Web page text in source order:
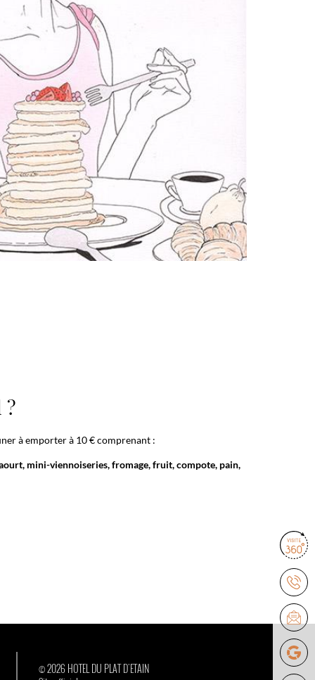
à emporter à 10 € comprenant :
mini-viennoiseries, fromage, fruit, compote, pain,
© 2026 HOTEL DU PLAT D'ETAIN